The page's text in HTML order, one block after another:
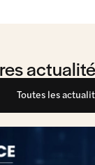
Toutes les